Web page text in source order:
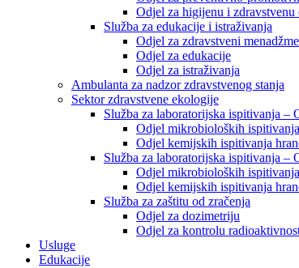
Odjel za higijenu i zdravstvenu
Služba za edukacije i istraživanja
Odjel za zdravstveni
Odjel za edukacije
Odjel za istraživanja
Ambulanta za nadzor zdravstvenog stanja
Sektor zdravstvene ekologije
Služba za laboratorijska ispitivanja –
Odjel mikrobioloških
Odjel kemijskih ispitivanja
Služba za laboratorijska ispitivanja –
Odjel mikrobioloških
Odjel kemijskih ispitivanja
Služba za zaštitu od zračenja
Odjel za dozimetriju
Odjel za kontrolu
Usluge
Edukacije